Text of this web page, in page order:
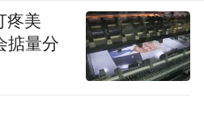
疼美
掂量分